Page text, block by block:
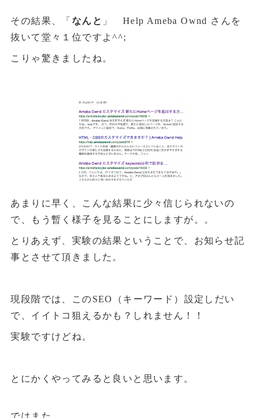
その結果、「 なんと 」 Help Ameba Ownd さんを
抜いて堂々１位ですよ^^;
こりゃ驚きましたね。
あまりに早く、こんな結果に少々信じられないの
で、もう暫く様子を見ることにしますが。。
とりあえず、実験の結果ということで、お知らせ記
事とさせて頂きました。
現段階では、このSEO（キーワード）設定しだい
で、イイトコ狙えるかも？しれません！！
実験ですけどね。
とにかくやってみると良いと思います。